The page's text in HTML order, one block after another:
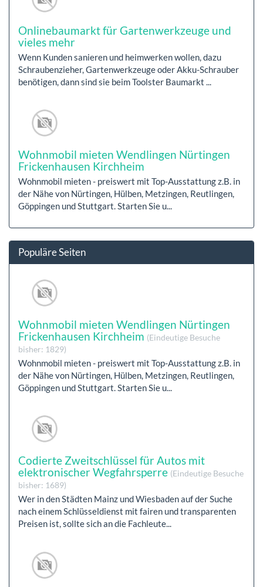
Onlinebaumarkt für Gartenwerkzeuge und
vieles mehr
Wenn Kunden sanieren und heimwerken wollen, dazu
Schraubenzieher, Gartenwerkzeuge oder Akku-Schrauber
benötigen, dann sind sie beim Toolster Baumarkt ...
Wohnmobil mieten Wendlingen Nürtingen
Frickenhausen Kirchheim
Wohnmobil mieten - preiswert mit Top-Ausstattung z.B. in
der Nähe von Nürtingen, Hülben, Metzingen, Reutlingen,
Göppingen und Stuttgart. Starten Sie u...
Populäre Seiten
Wohnmobil mieten Wendlingen Nürtingen
Frickenhausen Kirchheim (Eindeutige Besuche
bisher: 1829)
Wohnmobil mieten - preiswert mit Top-Ausstattung z.B. in
der Nähe von Nürtingen, Hülben, Metzingen, Reutlingen,
Göppingen und Stuttgart. Starten Sie u...
Codierte Zweitschlüssel für Autos mit
elektronischer Wegfahrsperre (Eindeutige Besuche
bisher: 1689)
Wer in den Städten Mainz und Wiesbaden auf der Suche
nach einem Schlüsseldienst mit fairen und transparenten
Preisen ist, sollte sich an die Fachleute...